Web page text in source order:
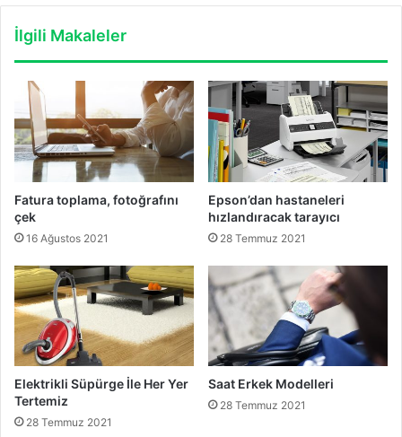
İlgili Makaleler
Fatura toplama, fotoğrafını
çek
16 Ağustos 2021
Epson’dan hastaneleri
hızlandıracak tarayıcı
28 Temmuz 2021
Elektrikli Süpürge İle Her Yer
Tertemiz
28 Temmuz 2021
Saat Erkek Modelleri
28 Temmuz 2021